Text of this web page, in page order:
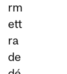
rm
ett
ra
de